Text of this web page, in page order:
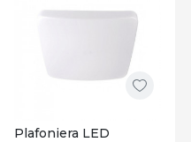
Plafoniera LED